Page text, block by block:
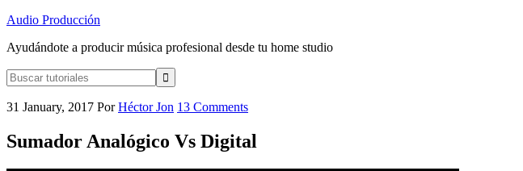
Audio Producción
Ayudándote a producir música profesional desde tu home studio
Buscar
tutoriales
31 January, 2017 PorHéctor Jon 13 Comments
Sumador Analógico Vs Digital